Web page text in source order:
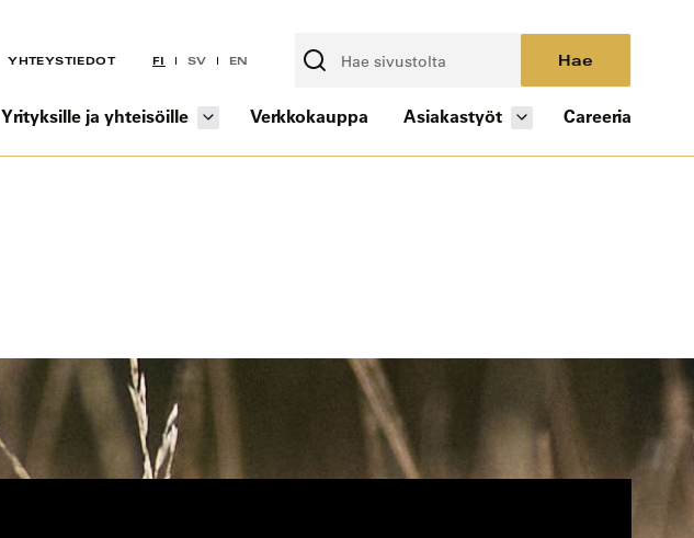
YHTEYSTIEDOT FI SV EN Hae
Yrityksille ja yhteisöille Verkkokauppa Asiakastyöt Careeria